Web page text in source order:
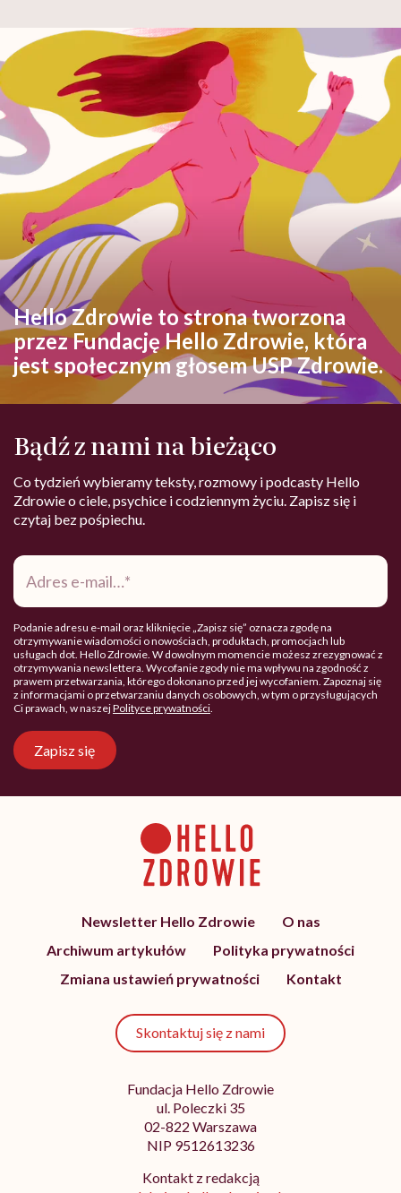
Hello Zdrowie to strona tworzona
przez Fundację Hello Zdrowie, która
jest społecznym głosem USP Zdrowie.
Bądź z nami na bieżąco
Co tydzień wybieramy teksty, rozmowy i podcasty Hello
Zdrowie o ciele, psychice i codziennym życiu. Zapisz się i
czytaj bez pośpiechu.
Adres
mail*
Podanie adresu e-mail oraz kliknięcie „Zapisz się” oznacza zgodę na
otrzymywanie wiadomości o nowościach, produktach, promocjach lub
usługach dot. Hello Zdrowie. W dowolnym momencie możesz zrezygnować z
otrzymywania newslettera. Wycofanie zgody nie ma wpływu na zgodność z
prawem przetwarzania, którego dokonano przed jej wycofaniem. Zapoznaj się
z informacjami o przetwarzaniu danych osobowych, w tym o przysługujących
Ci prawach, w naszejPolityce prywatności.
Zapisz się
Newsletter Hello Zdrowie
O nas
Archiwum artykułów
Polityka prywatności
Zmiana ustawień prywatności
Kontakt
Skontaktuj się z nami
Fundacja Hello Zdrowie
ul. Poleczki 35
02-822 Warszawa
NIP 9512613236
Kontakt z redakcją